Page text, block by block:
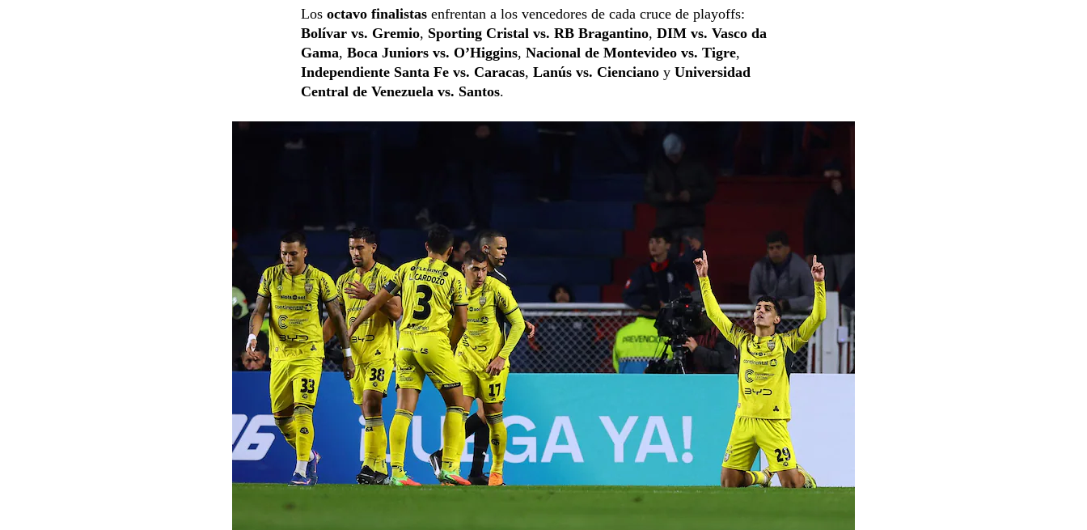
Los octavo finalistas enfrentan a los vencedores de cada cruce de playoffs:
Bolívar vs. Gremio, Sporting Cristal vs. RB Bragantino, DIM vs. Vasco da
Gama, Boca Juniors vs. O’Higgins, Nacional de Montevideo vs. Tigre,
Independiente Santa Fe vs. Caracas, Lanús vs. Cienciano y Universidad
Central de Venezuela vs. Santos.